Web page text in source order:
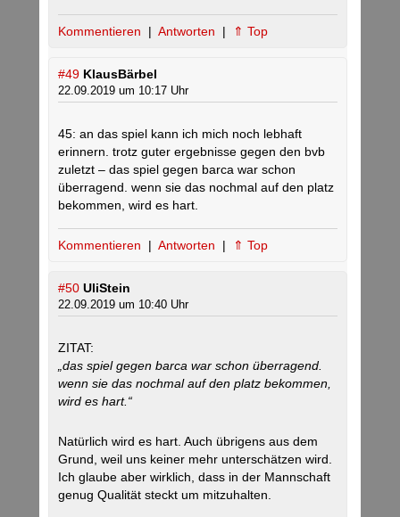
Kommentieren | Antworten | ⇑ Top
#49 KlausBärbel
22.09.2019 um 10:17 Uhr
45: an das spiel kann ich mich noch lebhaft
erinnern. trotz guter ergebnisse gegen den bvb
zuletzt – das spiel gegen barca war schon
überragend. wenn sie das nochmal auf den platz
bekommen, wird es hart.
Kommentieren | Antworten | ⇑ Top
#50 UliStein
22.09.2019 um 10:40 Uhr
ZITAT:
„das spiel gegen barca war schon überragend.
wenn sie das nochmal auf den platz bekommen,
wird es hart.“
Natürlich wird es hart. Auch übrigens aus dem
Grund, weil uns keiner mehr unterschätzen wird.
Ich glaube aber wirklich, dass in der Mannschaft
genug Qualität steckt um mitzuhalten.